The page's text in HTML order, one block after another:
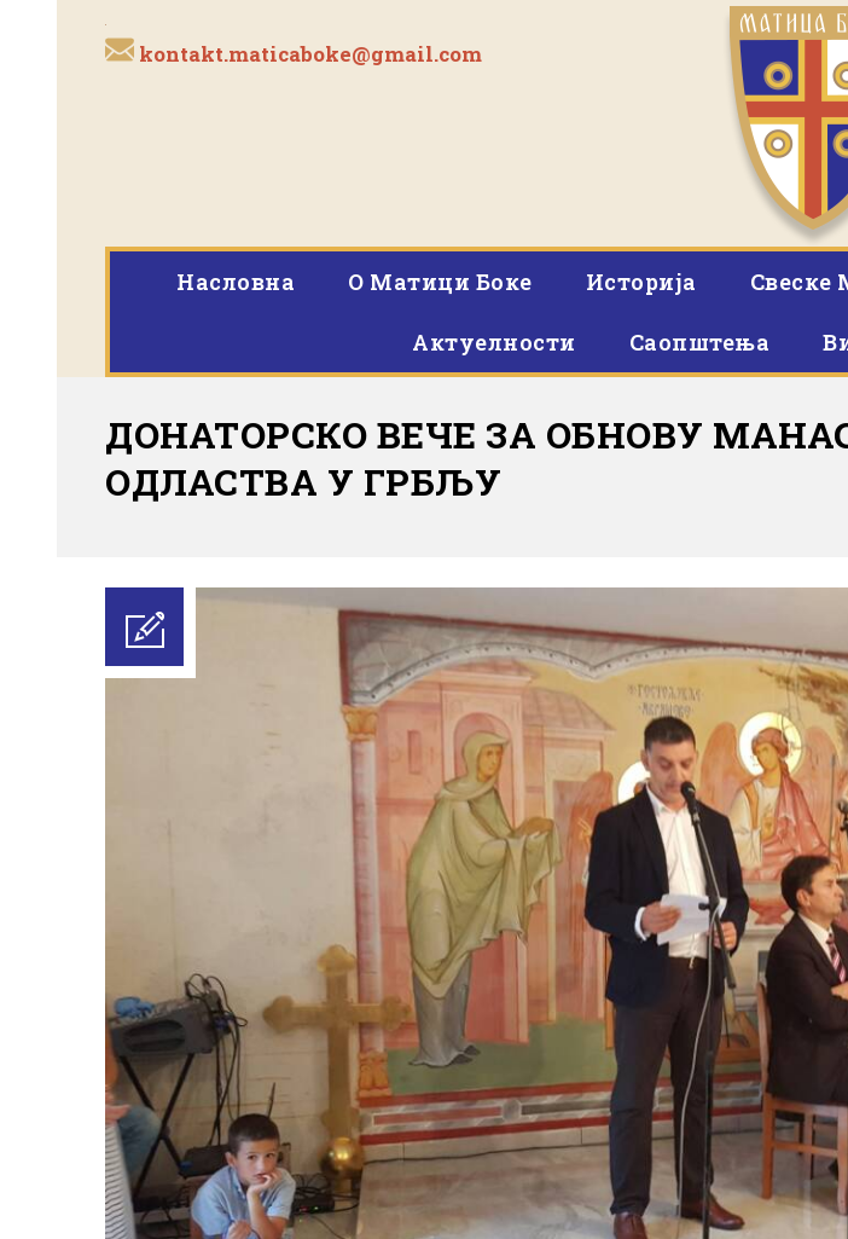
kontakt.maticaboke@gmail.com
Насловна O Матици Боке Историја Свеске
Актуелности Саопштења
ДОНАТОРСКО ВЕЧЕ ЗА ОБНОВУ
ОДЛАСТВА У ГРБЉУ